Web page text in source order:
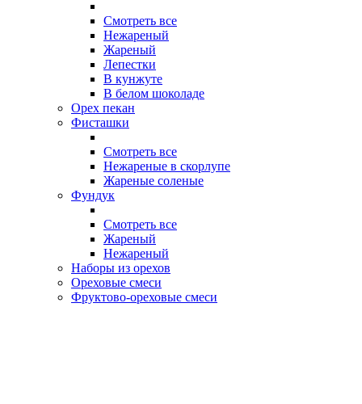
Смотреть все
Нежареный
Жареный
Лепестки
В кунжуте
В белом шоколаде
Орех пекан
Фисташки
Смотреть все
Нежареные в скорлупе
Жареные соленые
Фундук
Смотреть все
Жареный
Нежареный
Наборы из орехов
Ореховые смеси
Фруктово-ореховые смеси